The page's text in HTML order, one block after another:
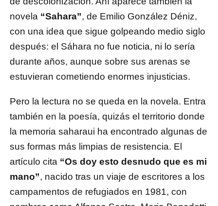
novela “Sahara”, de Emilio González Déniz,
con una idea que sigue golpeando medio siglo
después: el Sáhara no fue noticia, ni lo sería
durante años, aunque sobre sus arenas se
estuvieran cometiendo enormes injusticias.
Pero la lectura no se queda en la novela. Entra
también en la poesía, quizás el territorio donde
la memoria saharaui ha encontrado algunas de
sus formas más limpias de resistencia. El
artículo cita “Os doy esto desnudo que es mi
mano”, nacido tras un viaje de escritores a los
campamentos de refugiados en 1981, con